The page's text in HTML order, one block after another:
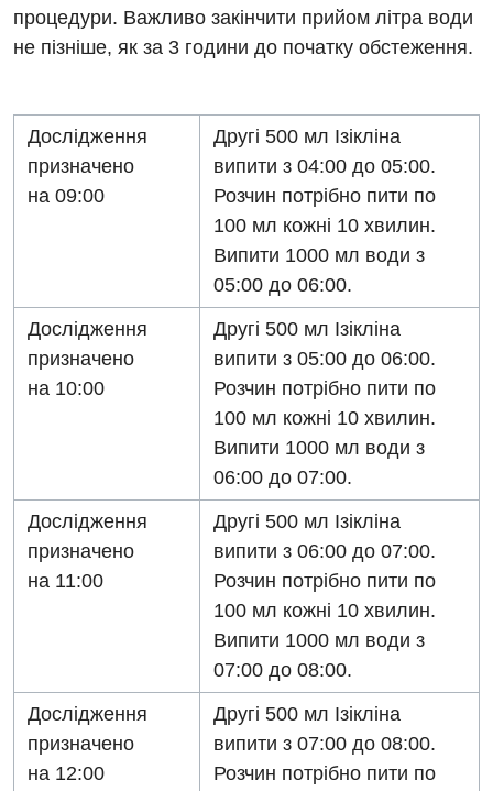
Алергологія, імунологія
Безоплатні послуги
Вакцинація
Відділення інтенсивної терапії
Відділення кардіосудинної патології та неврології
Відділення невідкладних станів
Гастроентерологія
Гінекологічне відділення
Дерматовенерологія
Дієтологія
Кардіохірургія
Мамологія
Терапевтичне відділення
Травматологічне відділення
Хірургічне відділення
Швидка медична допомога
процедури. Важливо закінчити прийом літра води
не пізніше, як за 3 години до початку обстеження.
Дослідження
призначено
на 09:00
Другі 500 мл Ізікліна
випити з 04:00 до 05:00.
Розчин потрібно пити по
100 мл кожні 10 хвилин.
Випити 1000 мл води з
05:00 до 06:00.
Дослідження
призначено
на 10:00
Другі 500 мл Ізікліна
випити з 05:00 до 06:00.
Розчин потрібно пити по
100 мл кожні 10 хвилин.
Випити 1000 мл води з
06:00 до 07:00.
Дослідження
призначено
на 11:00
Другі 500 мл Ізікліна
випити з 06:00 до 07:00.
Розчин потрібно пити по
100 мл кожні 10 хвилин.
Випити 1000 мл води з
07:00 до 08:00.
Дослідження
призначено
на 12:00
Другі 500 мл Ізікліна
випити з 07:00 до 08:00.
Розчин потрібно пити по